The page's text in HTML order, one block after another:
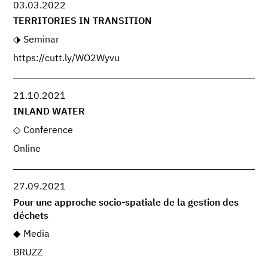
03.03.2022
TERRITORIES IN TRANSITION
Seminar
https://cutt.ly/WO2Wyvu
21.10.2021
INLAND WATER
Conference
Online
27.09.2021
Pour une approche socio-spatiale de la gestion des
déchets
Media
BRUZZ